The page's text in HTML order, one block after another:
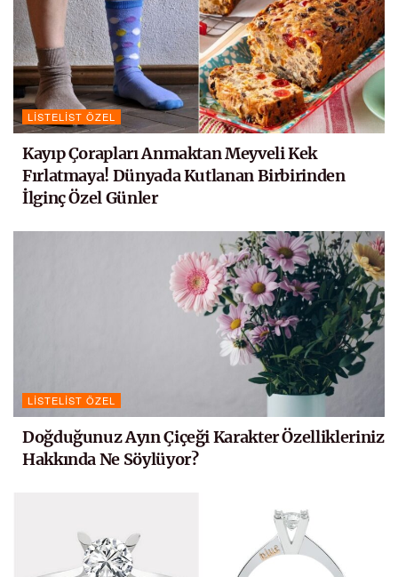
LISTELIST ÖZEL
Kayıp Çorapları Anmaktan Meyveli Kek
Fırlatmaya! Dünyada Kutlanan Birbirinden
İlginç Özel Günler
LISTELIST ÖZEL
Doğduğunuz Ayın Çiçeği Karakter Özellikleriniz
Hakkında Ne Söylüyor?